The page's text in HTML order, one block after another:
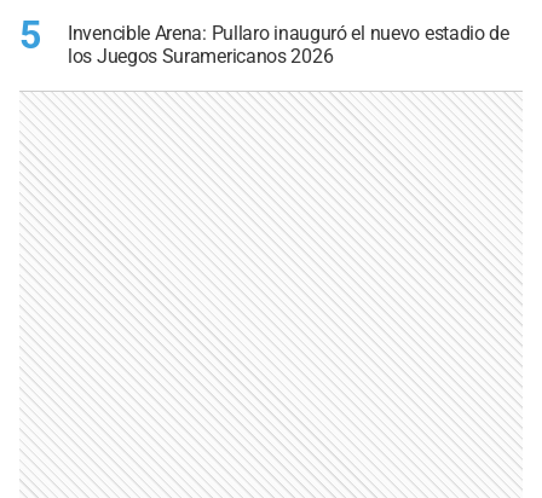
5
Invencible Arena: Pullaro inauguró el nuevo estadio de
los Juegos Suramericanos 2026